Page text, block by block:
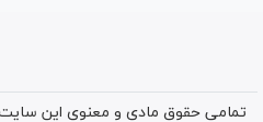
تمامی حقوق مادی و معنوی این سایت